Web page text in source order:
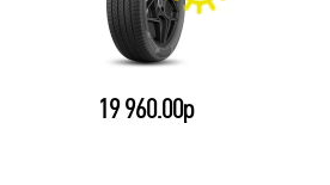
19 960.00р